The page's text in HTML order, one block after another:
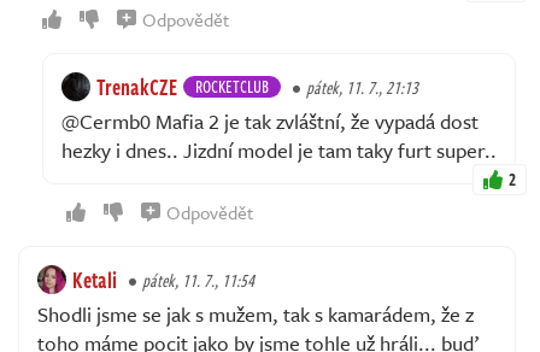
Odpovědět
TrenakCZE ROCKETCLUB pátek, 11. 7., 21:13
@Cermb0 Mafia 2 je tak zvláštní, že vypadá dost
hezky i dnes.. Jizdní model je tam taky furt super..
2
Odpovědět
Ketali pátek, 11. 7., 11:54
Shodli jsme se jak s mužem, tak s kamarádem, že z
toho máme pocit jako by jsme tohle už hráli... buď